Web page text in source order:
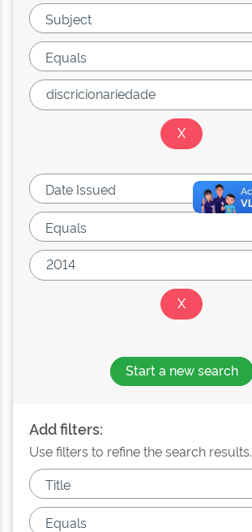
Start a new search
Add filters:
Use filters to refine the search results.